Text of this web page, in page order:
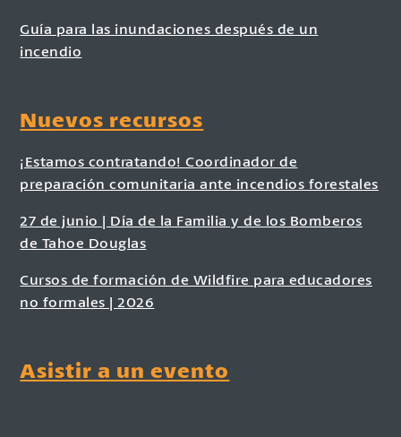
Guía para las inundaciones después de un
incendio
Nuevos recursos
¡Estamos contratando! Coordinador de
preparación comunitaria ante incendios forestales
27 de junio | Día de la Familia y de los Bomberos
de Tahoe Douglas
Cursos de formación de Wildfire para educadores
no formales | 2026
Asistir a un evento